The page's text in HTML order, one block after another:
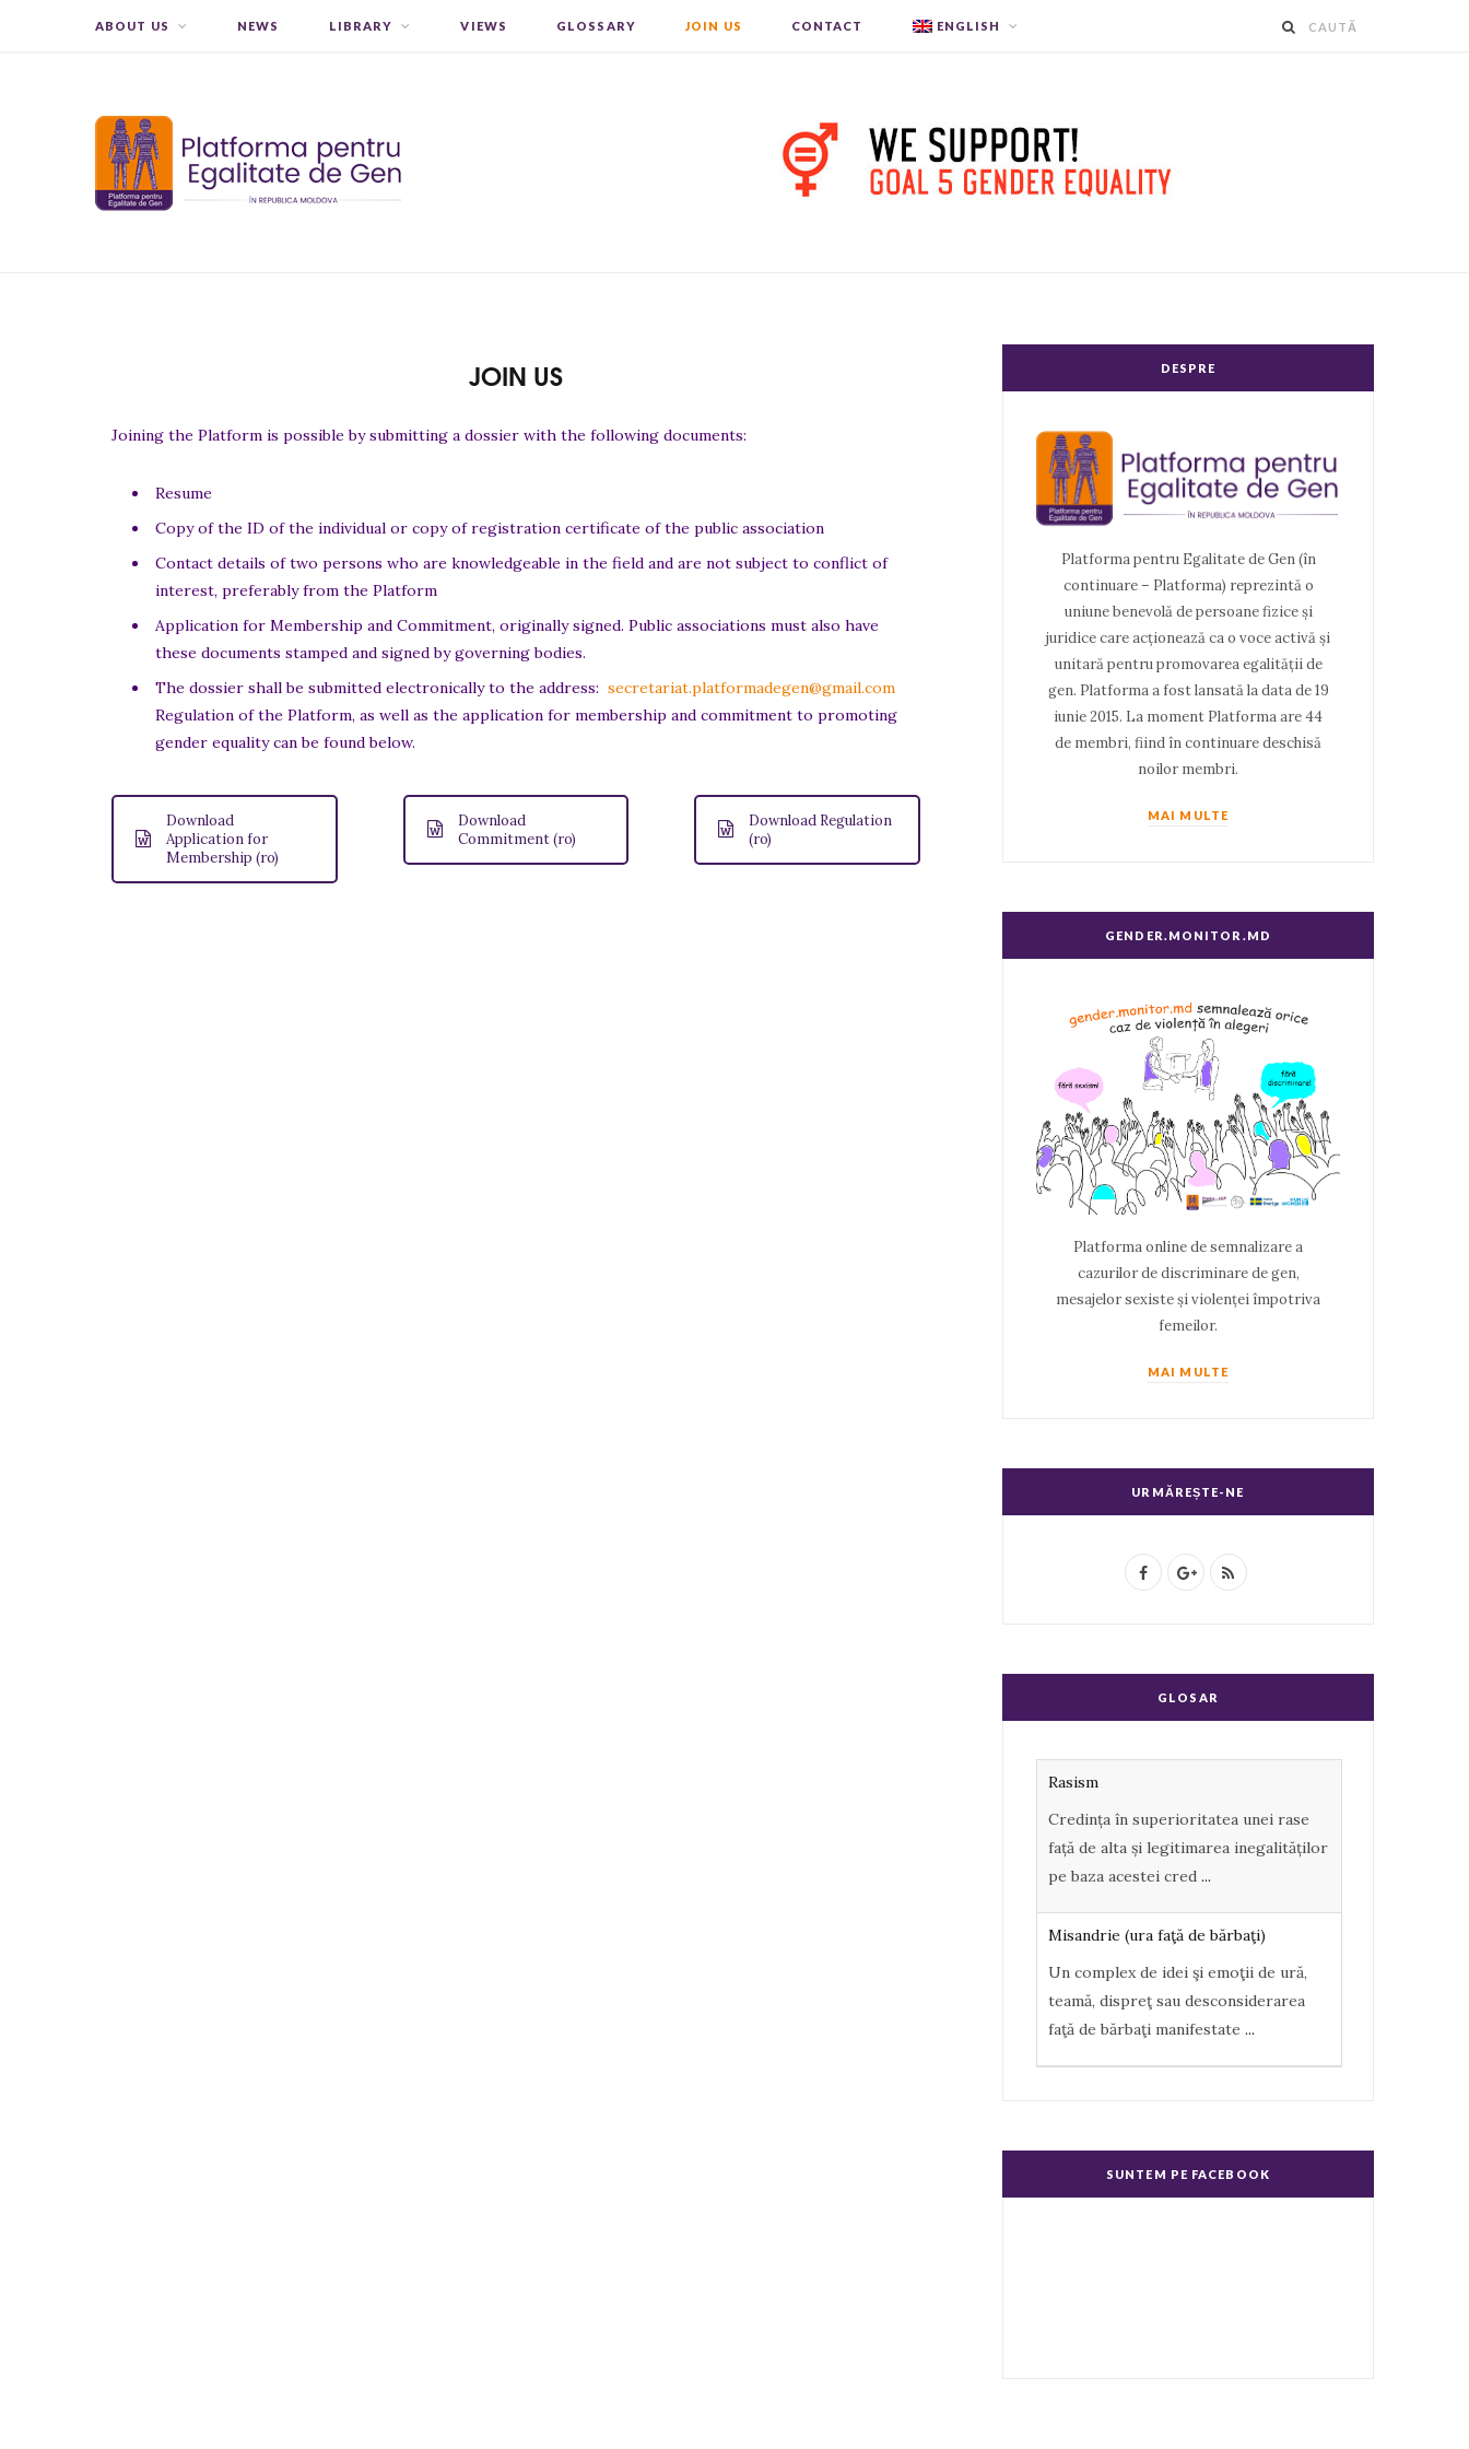
ABOUT US NEWS LIBRARY VIEWS GLOSSARY JOIN US CONTACT ENGLISH
JOIN US
Joining the Platform is possible by submitting a dossier with the following documents:
Resume
Copy of the ID of the individual or copy of registration certificate of the public association
Contact details of two persons who are knowledgeable in the field and are not subject to conflict of
interest, preferably from the Platform
Application for Membership and Commitment, originally signed. Public associations must also have
these documents stamped and signed by governing bodies.
The dossier shall be submitted electronically to the address: secretariat.platformadegen@gmail.com
Regulation of the Platform, as well as the application for membership and commitment to promoting
gender equality can be found below.
Download
Application for
Membership (ro)
Download
Commitment (ro)
Download Regulation
(ro)
DESPRE
Platforma pentru Egalitate de Gen (în
continuare – Platforma) reprezintă o
uniune benevolă de persoane fizice și
juridice care acționează ca o voce activă și
unitară pentru promovarea egalității de
gen. Platforma a fost lansată la data de 19
iunie 2015. La moment Platforma are 44
de membri, fiind în continuare deschisă
noilor membri.
MAI MULTE
GENDER.MONITOR.MD
Platforma online de semnalizare a
cazurilor de discriminare de gen,
mesajelor sexiste și violenței împotriva
femeilor.
MAI MULTE
URMĂREȘTE-NE
F
b
o
k
G
l
e
u
R
GLOSAR
Rasism
Credința în superioritatea unei rase
față de alta și legitimarea inegalităților
pe baza acestei cred ...
Misandrie (ura faţă de bărbaţi)
Un complex de idei şi emoţii de ură,
teamă, dispreţ sau desconsiderarea
faţă de bărbaţi manifestate ...
ură, dispreţ manifestate de bărbaţi faţă
de femei în genere. ...
SUNTEM PE FACEBOOK